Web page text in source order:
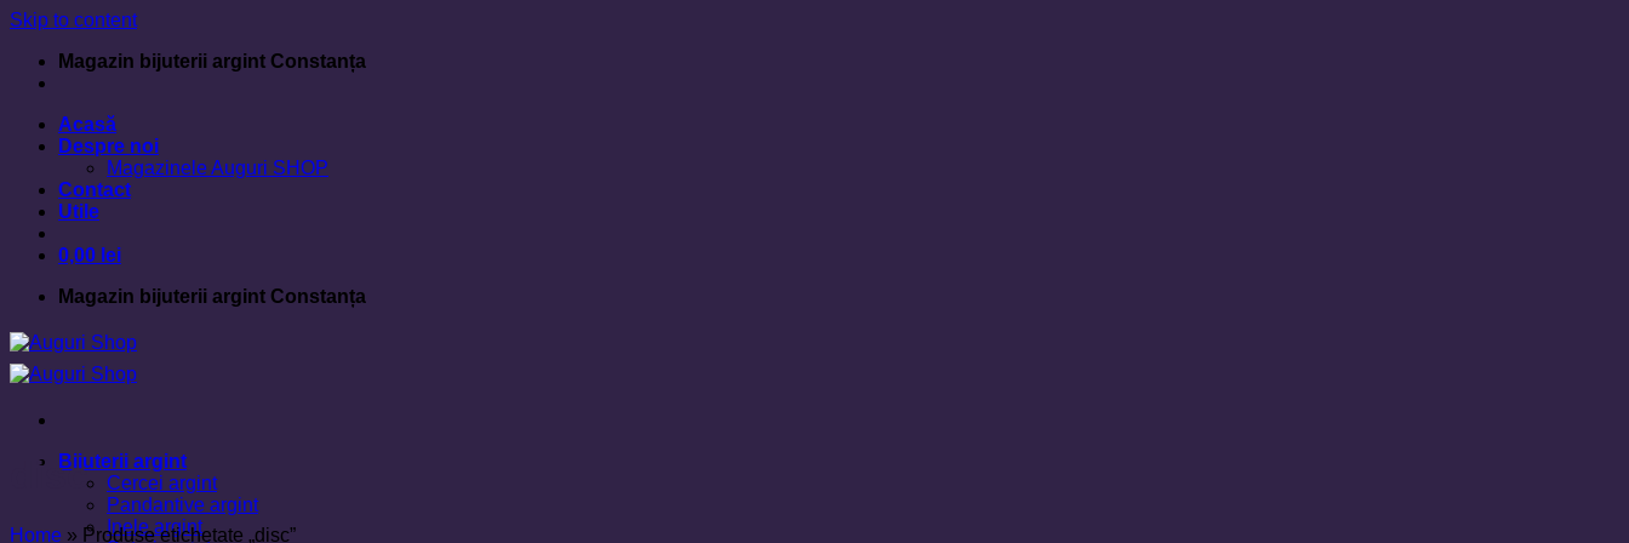
Skip to content
Magazin bijuterii argint Constanța
Acasă
Despre noi
Magazinele Auguri SHOP
Contact
Utile
0,00 lei
Magazin bijuterii argint Constanța
Bijuterii argint
Cercei argint
Pandantive argint
Inele argint
disc
Home » Produse etichetate „disc”